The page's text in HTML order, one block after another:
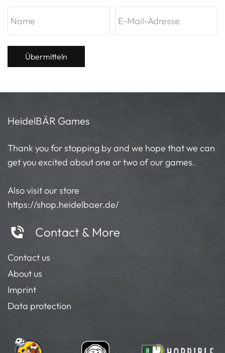
Übermitteln
HeidelBÄR Games
Thank you for stopping by and we hope that we can
get you excited about one or two of our games.
Also visit our store
https://shop.heidelbaer.de/
Contact & More
Contact us
About us
Imprint
Data protection